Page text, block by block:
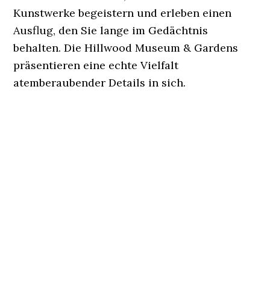
Kunstwerke begeistern und erleben einen
Ausflug, den Sie lange im Gedächtnis
behalten. Die Hillwood Museum & Gardens
präsentieren eine echte Vielfalt
atemberaubender Details in sich.